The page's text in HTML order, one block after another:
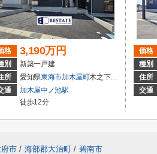
格 3,190万円
別
新築一戸建
所
愛知県東海市加木屋町木之下152
通
加木屋中ノ池駅
徒歩12分
価格
種別
住所
交通
府市 / 海部郡大治町 / 碧南市